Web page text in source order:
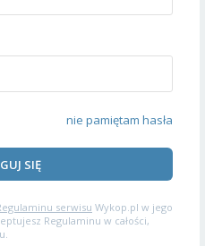
nie pamiętam hasła
SIĘ
serwisu Wykop.pl w jego
Regulaminu w całości,